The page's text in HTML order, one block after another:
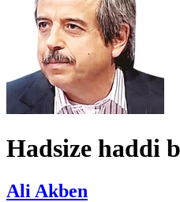
Hadsize
Ali Akben